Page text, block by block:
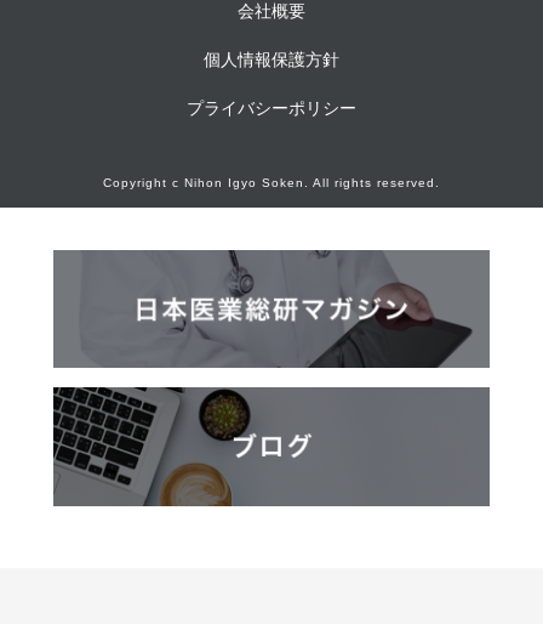
会社概要
個人情報保護方針
プライバシーポリシー
Copyright c Nihon Igyo Soken. All rights reserved.